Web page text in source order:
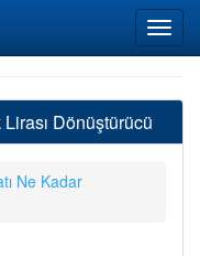
Dönüştürücü
Ne Kadar